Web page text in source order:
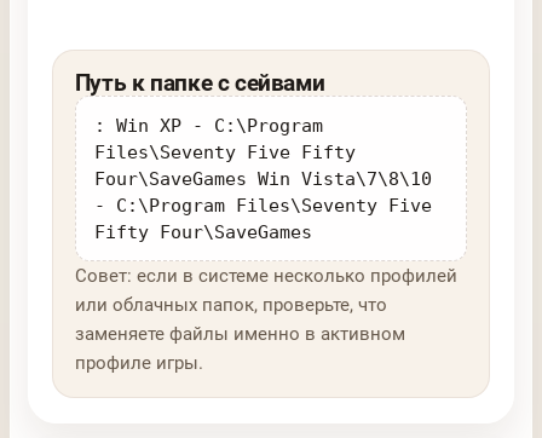
Путь к папке с сейвами
: Win XP - C:\Program
Files\Seventy Five Fifty
Four\SaveGames Win Vista\7\8\10
- C:\Program Files\Seventy Five
Fifty Four\SaveGames
Совет: если в системе несколько профилей
или облачных папок, проверьте, что
заменяете файлы именно в активном
профиле игры.